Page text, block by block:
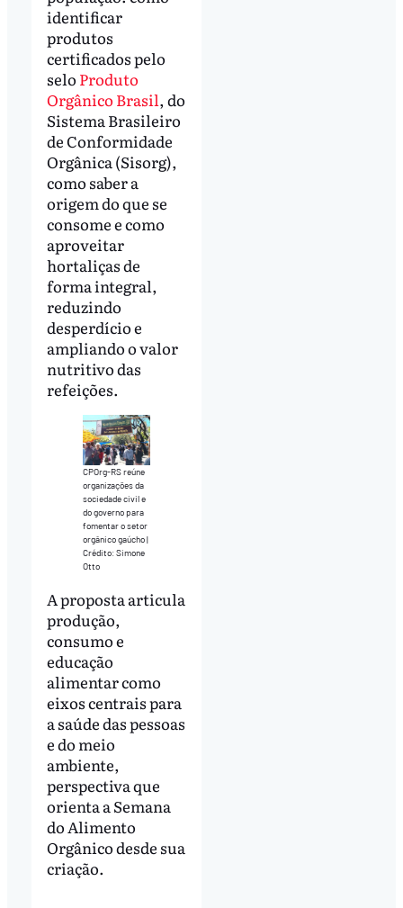
identificar
produtos
certificados pelo
selo Produto
Orgânico Brasil, do
Sistema Brasileiro
de Conformidade
Orgânica (Sisorg),
como saber a
origem do que se
consome e como
aproveitar
hortaliças de
forma integral,
reduzindo
desperdício e
ampliando o valor
nutritivo das
refeições.
CPOrg-RS reúne
organizações da
sociedade civil e
do governo para
fomentar o setor
orgânico gaúcho |
Crédito: Simone
Otto
A proposta articula
produção,
consumo e
educação
alimentar como
eixos centrais para
a saúde das pessoas
e do meio
ambiente,
perspectiva que
orienta a Semana
do Alimento
Orgânico desde sua
criação.